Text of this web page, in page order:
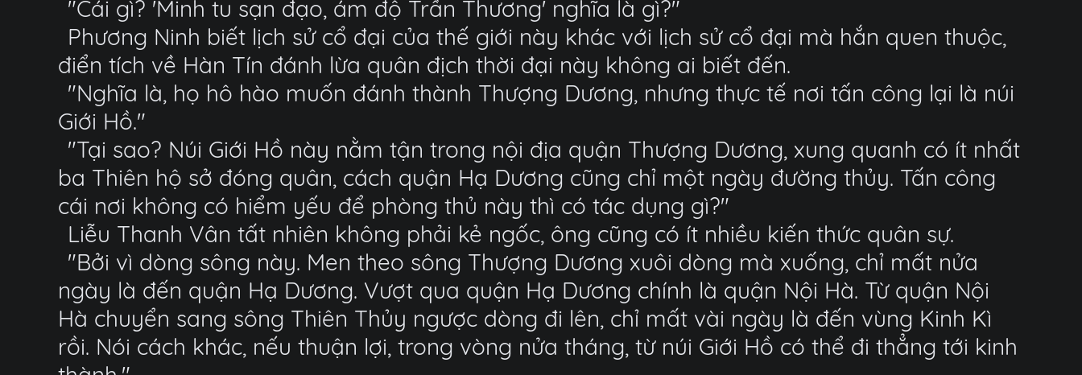
"Cái gì? 'Minh tu sạn đạo, ám độ Trần Thương' nghĩa là gì?"
Phương Ninh biết lịch sử cổ đại của thế giới này khác với lịch sử cổ đại mà hắn quen thuộc,
điển tích về Hàn Tín đánh lừa quân địch thời đại này không ai biết đến.
"Nghĩa là, họ hô hào muốn đánh thành Thượng Dương, nhưng thực tế nơi tấn công lại là núi
Giới Hồ."
"Tại sao? Núi Giới Hồ này nằm tận trong nội địa quận Thượng Dương, xung quanh có ít nhất
ba Thiên hộ sở đóng quân, cách quận Hạ Dương cũng chỉ một ngày đường thủy. Tấn công
cái nơi không có hiểm yếu để phòng thủ này thì có tác dụng gì?"
Liễu Thanh Vân tất nhiên không phải kẻ ngốc, ông cũng có ít nhiều kiến thức quân sự.
"Bởi vì dòng sông này. Men theo sông Thượng Dương xuôi dòng mà xuống, chỉ mất nửa
ngày là đến quận Hạ Dương. Vượt qua quận Hạ Dương chính là quận Nội Hà. Từ quận Nội
Hà chuyển sang sông Thiên Thủy ngược dòng đi lên, chỉ mất vài ngày là đến vùng Kinh Kì
rồi. Nói cách khác, nếu thuận lợi, trong vòng nửa tháng, từ núi Giới Hồ có thể đi thẳng tới kinh